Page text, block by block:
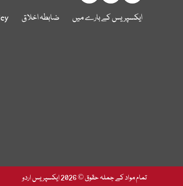
ایکسپریس کے بارے میں ضابطہ اخلاق
تمام مواد کے جملہ حقوق © 2026 ایکسپریس اردو